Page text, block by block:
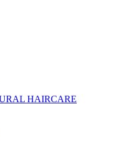
HAIRCARE